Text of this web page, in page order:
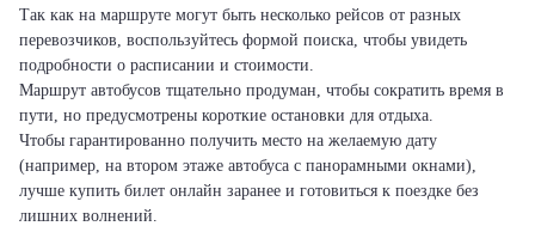
Так как на маршруте могут быть несколько рейсов от разных
перевозчиков, воспользуйтесь формой поиска, чтобы увидеть
подробности о расписании и стоимости.
Маршрут автобусов тщательно продуман, чтобы сократить время в
пути, но предусмотрены короткие остановки для отдыха.
Чтобы гарантированно получить место на желаемую дату
(например, на втором этаже автобуса с панорамными окнами),
лучше купить билет онлайн заранее и готовиться к поездке без
лишних волнений.